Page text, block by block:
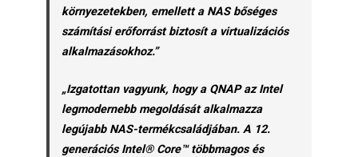
környezetekben, emellett a NAS bőséges
számítási erőforrást biztosít a virtualizációs
alkalmazásokhoz.”
„Izgatottan vagyunk, hogy a QNAP az Intel
legmodernebb megoldását alkalmazza
legújabb NAS-termékcsaládjában. A 12.
generációs Intel® Core™ többmagos és